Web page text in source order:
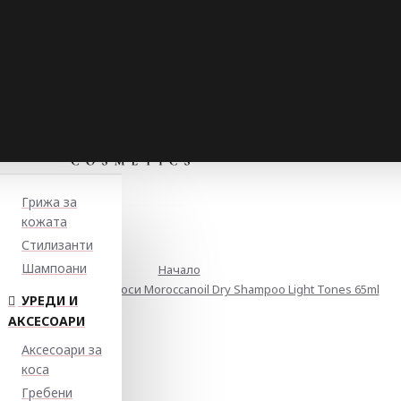
Грижа за
кожата
Стилизанти
Шампоани
УРЕДИ И
АКСЕСОАРИ
Аксесоари за
коса
Гребени
Начало
Сух шампоан за руси коси Moroccanoil Dry Shampoo Light Tones 65ml